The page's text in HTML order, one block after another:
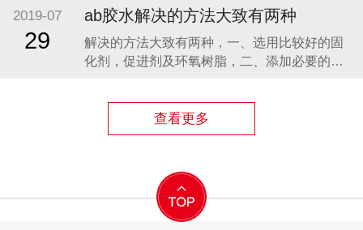
些呢? 胶水固化后，胶体表面接触空气，由于空
气的抑制作用，胶体表面不能脱粘，也就是粘
手的现象。 uv胶水的主要成分是丙
2019-07
29
ab胶水解决的方法大致有两种
解决的方法大致有两种，一、选用比较好的固
化剂，促进剂及环氧树脂，二、添加必要的抗
基本上都是改性聚醚胺，在黄变成因上的主要
集中在不同企业生产的聚醚胺，由于工艺，成
查看更多